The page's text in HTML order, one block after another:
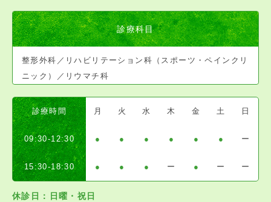
診療科目
整形外科／リハビリテーション科（スポーツ・ペインクリ
ニック）／リウマチ科
診療時間 月 火 水 木 金 土 日
09:30-12:30 ● ● ● ● ● ● ー
15:30-18:30 ● ● ● ー ● ー ー
休診日：日曜・祝日